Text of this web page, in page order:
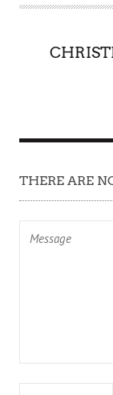
T
THERE ARE